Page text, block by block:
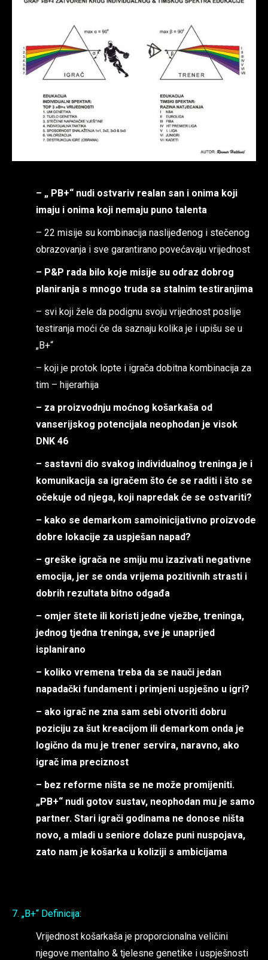
– „ PB+“ nudi ostvariv realan san i onima koji
imaju i onima koji nemaju puno talenta
– 22 misije su kombinacija naslijeđenog i stečenog
obrazovanja i sve garantirano povećavaju vrijednost
– P&P rada bilo koje misije su odraz dobrog
planiranja s mnogo truda sa stalnim testiranjima
– svi koji žele da podignu svoju vrijednost poslije
testiranja moći će da saznaju kolika je i upišu se u
„B+“
– koji je protok lopte i igrača dobitna kombinacija za
tim – hijerarhija
– za proizvodnju moćnog košarkaša od
vanserijskog potencijala neophodan je visok
DNK 46
– sastavni dio svakog individualnog treninga je i
komunikacija sa igračem što će se raditi i što se
očekuje od njega, koji napredak će se ostvariti?
– kako se demarkom samoinicijativno proizvode
dobre lokacije za uspješan napad?
– greške igrača ne smiju mu izazivati negativne
emocija, jer se onda vrijema pozitivnih strasti i
dobrih rezultata bitno odgađa
– omjer štete ili koristi jedne vježbe, treninga,
jednog tjedna treninga, sve je unaprijed
isplanirano
– koliko vremena treba da se nauči jedan
napadački fundament i primjeni uspješno u igri?
– ako igrač ne zna sam sebi otvoriti dobru
poziciju za šut kreacijom ili demarkom onda je
logično da mu je trener servira, naravno, ako
igrač ima preciznost
– bez reforme ništa se ne može promijeniti.
„PB+“ nudi gotov sustav, neophodan mu je samo
partner. Stari igrači godinama ne donose ništa
novo, a mladi u seniore dolaze puni nuspojava,
zato nam je košarka u koliziji s ambicijama
7. „B+“ Definicija:
Vrijednost košarkaša je proporcionalna veličini
njegove mentalno & tjelesne genetike i uspješnosti